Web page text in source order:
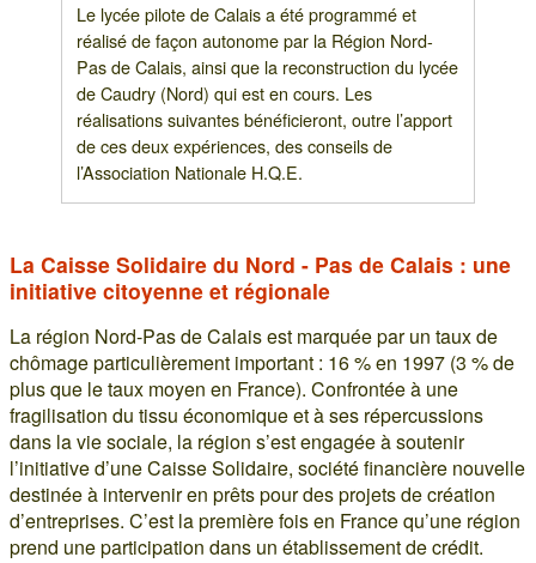
Le lycée pilote de Calais a été programmé et
réalisé de façon autonome par la Région Nord-
Pas de Calais, ainsi que la reconstruction du lycée
de Caudry (Nord) qui est en cours. Les
réalisations suivantes bénéficieront, outre l’apport
de ces deux expériences, des conseils de
l’Association Nationale H.Q.E.
La Caisse Solidaire du Nord - Pas de Calais : une
initiative citoyenne et régionale
La région Nord-Pas de Calais est marquée par un taux de
chômage particulièrement important : 16 % en 1997 (3 % de
plus que le taux moyen en France). Confrontée à une
fragilisation du tissu économique et à ses répercussions
dans la vie sociale, la région s’est engagée à soutenir
l’initiative d’une Caisse Solidaire, société financière nouvelle
destinée à intervenir en prêts pour des projets de création
d’entreprises. C’est la première fois en France qu’une région
prend une participation dans un établissement de crédit.